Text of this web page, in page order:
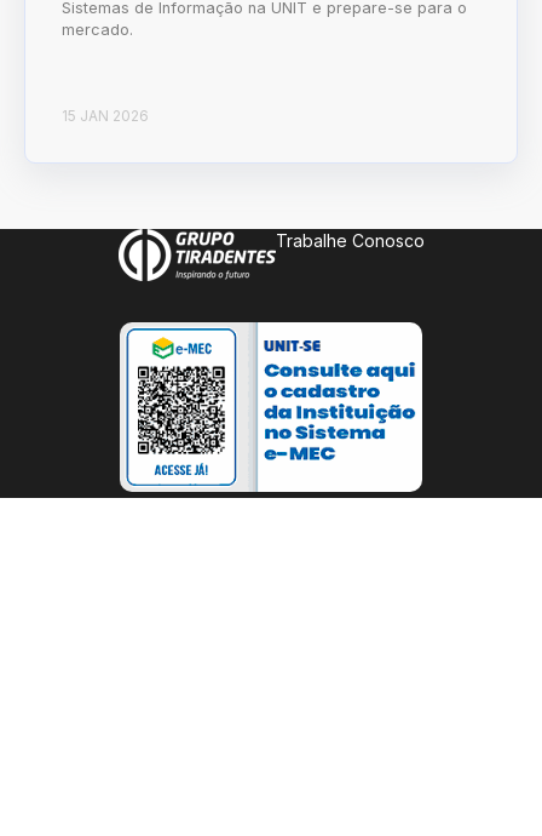
Sistemas de Informação na UNIT e prepare-se para o
mercado.
15 JAN 2026
Trabalhe Conosco